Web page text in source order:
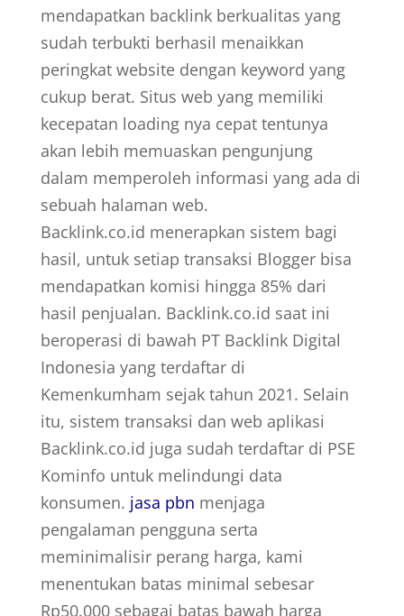
mendapatkan backlink berkualitas yang
sudah terbukti berhasil menaikkan
peringkat website dengan keyword yang
cukup berat. Situs web yang memiliki
kecepatan loading nya cepat tentunya
akan lebih memuaskan pengunjung
dalam memperoleh informasi yang ada di
sebuah halaman web.
Backlink.co.id menerapkan sistem bagi
hasil, untuk setiap transaksi Blogger bisa
mendapatkan komisi hingga 85% dari
hasil penjualan. Backlink.co.id saat ini
beroperasi di bawah PT Backlink Digital
Indonesia yang terdaftar di
Kemenkumham sejak tahun 2021. Selain
itu, sistem transaksi dan web aplikasi
Backlink.co.id juga sudah terdaftar di PSE
Kominfo untuk melindungi data
konsumen. jasa pbn menjaga
pengalaman pengguna serta
meminimalisir perang harga, kami
menentukan batas minimal sebesar
Rp50.000 sebagai batas bawah harga